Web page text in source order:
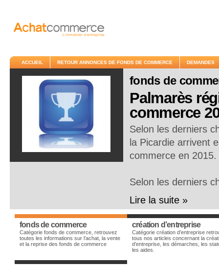
ACCUEIL RETOUR ANNONCES DE FONDS DE COMMERCE DEMANDES
fonds de
Palmarès
commerce
Selon les derniers
la Picardie arrivent
commerce en 2015.
Selon les derniers
Lire la suite »
fonds de commerce
Catégorie fonds de commerce, retrouvez
toutes les informations sur l’achat, la vente
et la reprise des fonds de commerce
création d’entreprise
Catégorie création d’entreprise
tous nos articles concernant la
d’entreprise, les démarches, les
les aides.